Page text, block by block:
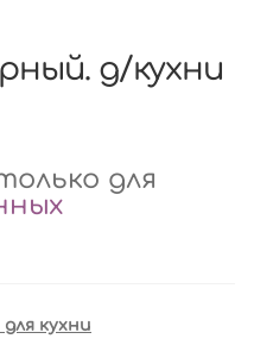
д/кухни
для
кухни